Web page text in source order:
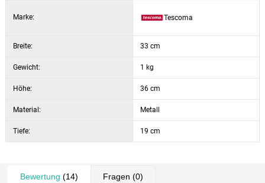
Marke: Tescoma
Breite: 33 cm
Gewicht: 1 kg
Höhe: 36 cm
Material: Metall
Tiefe: 19 cm
Bewertung (14) Fragen (0)